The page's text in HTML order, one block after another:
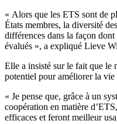
« Alors que les ETS sont de
États membres, la diversité
différences dans la façon
évalués », a expliqué Lieve
Elle a insisté sur le fait que le
potentiel pour améliorer la vie
« Je pense que, grâce à un
coopération en matière
efficaces et feront meilleur